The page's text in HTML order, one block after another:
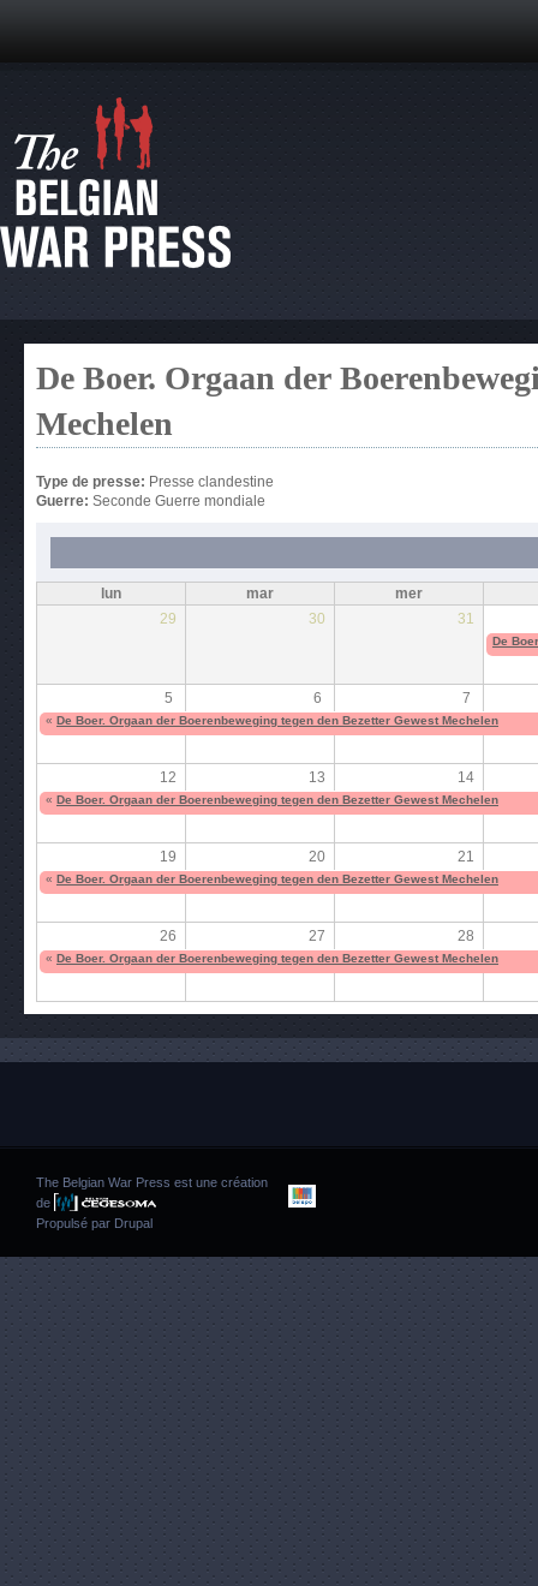
De Boer. Orgaan der
Mechelen
Type de presse: Presse clandestine
Guerre: Seconde Guerre mondiale
lun mar
mer
29
30 31
De
5 6 7
« De Boer. Orgaan der Boerenbeweging tegen den Bezetter Gewest Mechelen
12 13 14
« De Boer. Orgaan der Boerenbeweging tegen den Bezetter Gewest Mechelen
19 20 21
« De Boer. Orgaan der Boerenbeweging tegen den Bezetter Gewest Mechelen
26 27 28
« De Boer. Orgaan der Boerenbeweging tegen den Bezetter Gewest Mechelen
The Belgian War Press est une création
de
Propulsé par Drupal